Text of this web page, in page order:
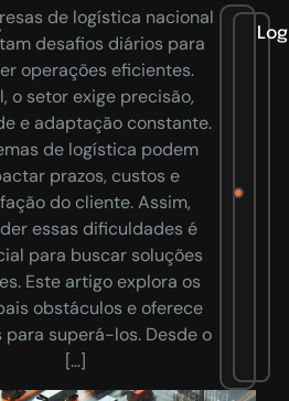
de logística nacional
desafios diários para
operações eficientes.
o setor exige precisão,
e adaptação constante.
de logística podem
prazos, custos e
do cliente. Assim,
essas dificuldades é
para buscar soluções
Este artigo explora os
obstáculos e oferece
para superá-los. Desde o
[…]